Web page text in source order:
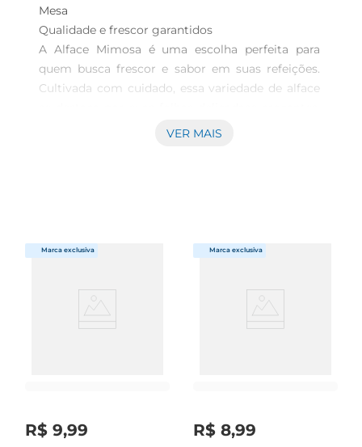
Mesa
Qualidade e frescor garantidos
A Alface Mimosa é uma escolha perfeita para
quem busca frescor e sabor em suas refeições.
Cultivada com cuidado, essa variedade de alface
que trazem um toque especial a saladas,
Essa alface é ideal para ser utilizada em diversas
preparações. Seja em saladas frescas, onde pode
sanduíches e wraps, a Alface Mimosa proporciona
uma excelente fonte de fibras e vitaminas,
VER MAIS
R$ 9,99 R$ 8,99